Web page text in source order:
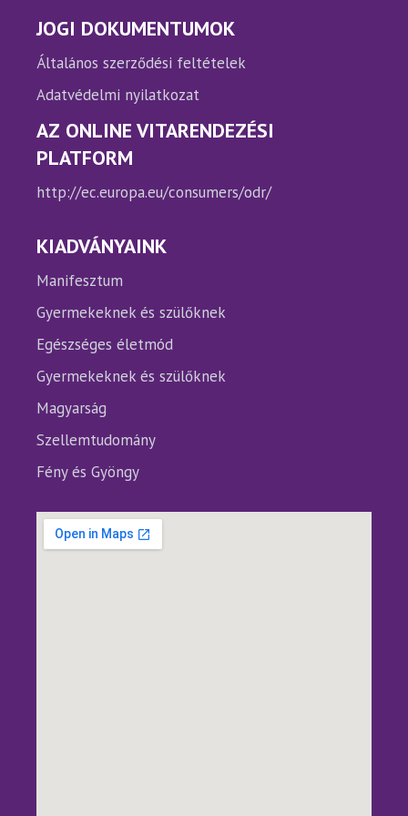
JOGI DOKUMENTUMOK
Általános szerződési feltételek
Adatvédelmi nyilatkozat
AZ ONLINE VITARENDEZÉSI
PLATFORM
http://ec.europa.eu/consumers/odr/
KIADVÁNYAINK
Manifesztum
Gyermekeknek és szülőknek
Egészséges életmód
Gyermekeknek és szülőknek
Magyarság
Szellemtudomány
Fény és Gyöngy